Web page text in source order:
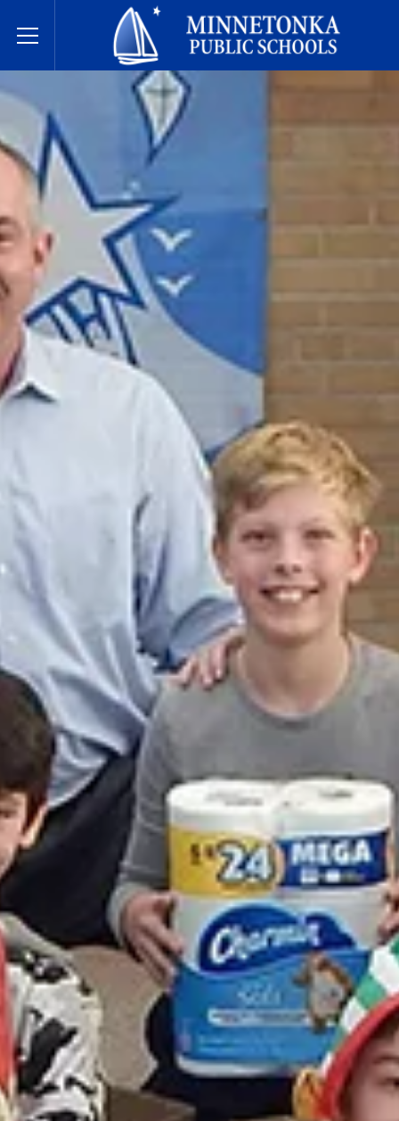
Toggle Menu
Javne škole Minnetonke